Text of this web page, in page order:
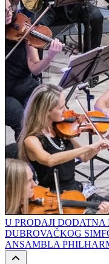
U PRODAJI DODATNA
DUBROVAČKOG
ANSAMBLA